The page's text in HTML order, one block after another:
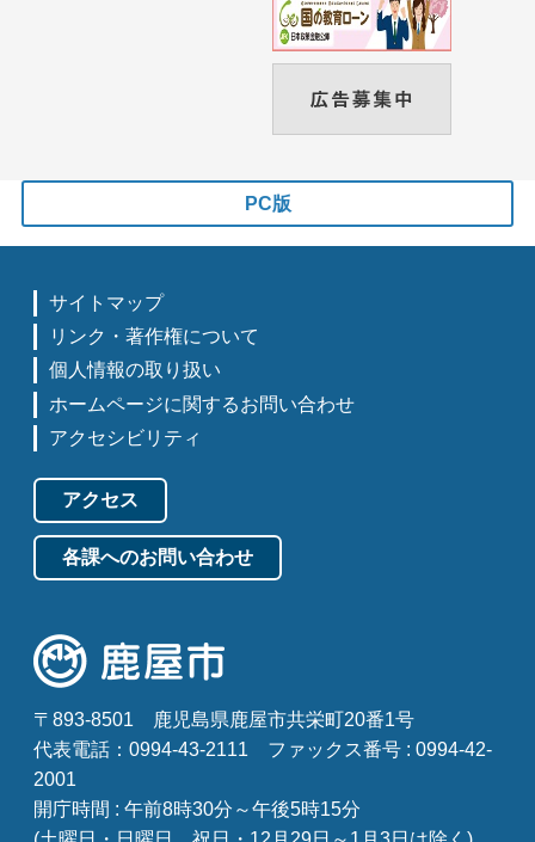
PC版
サイトマップ
リンク・著作権について
個人情報の取り扱い
ホームページに関するお問い合わせ
アクセシビリティ
アクセス
各課へのお問い合わせ
〒893-8501
鹿児島県鹿屋市共栄町20番1号
代表電話：0994-43-2111
ファックス番号 : 0994-42-
2001
開庁時間 : 午前8時30分～午後5時15分